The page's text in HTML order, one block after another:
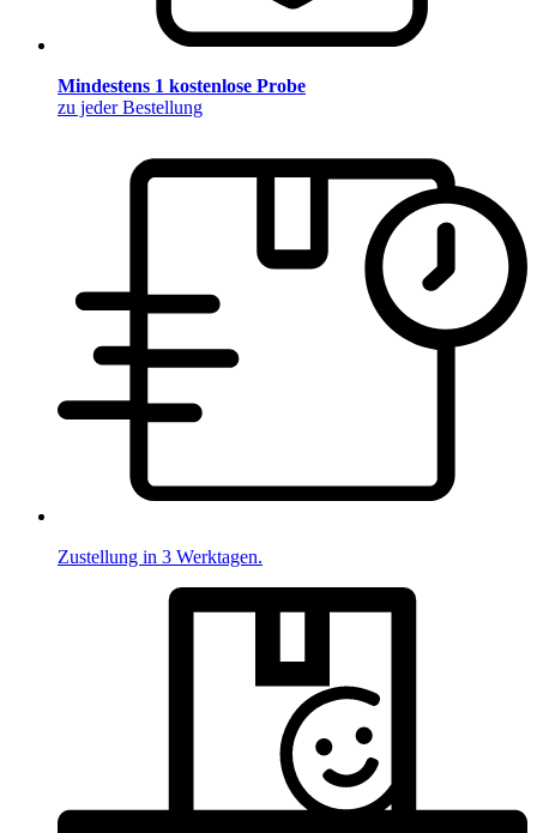
Mindestens 1 kostenlose Probe
zu jeder Bestellung
Zustellung in 3 Werktagen.